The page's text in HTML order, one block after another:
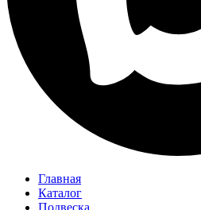
Главная
Каталог
Подвеска